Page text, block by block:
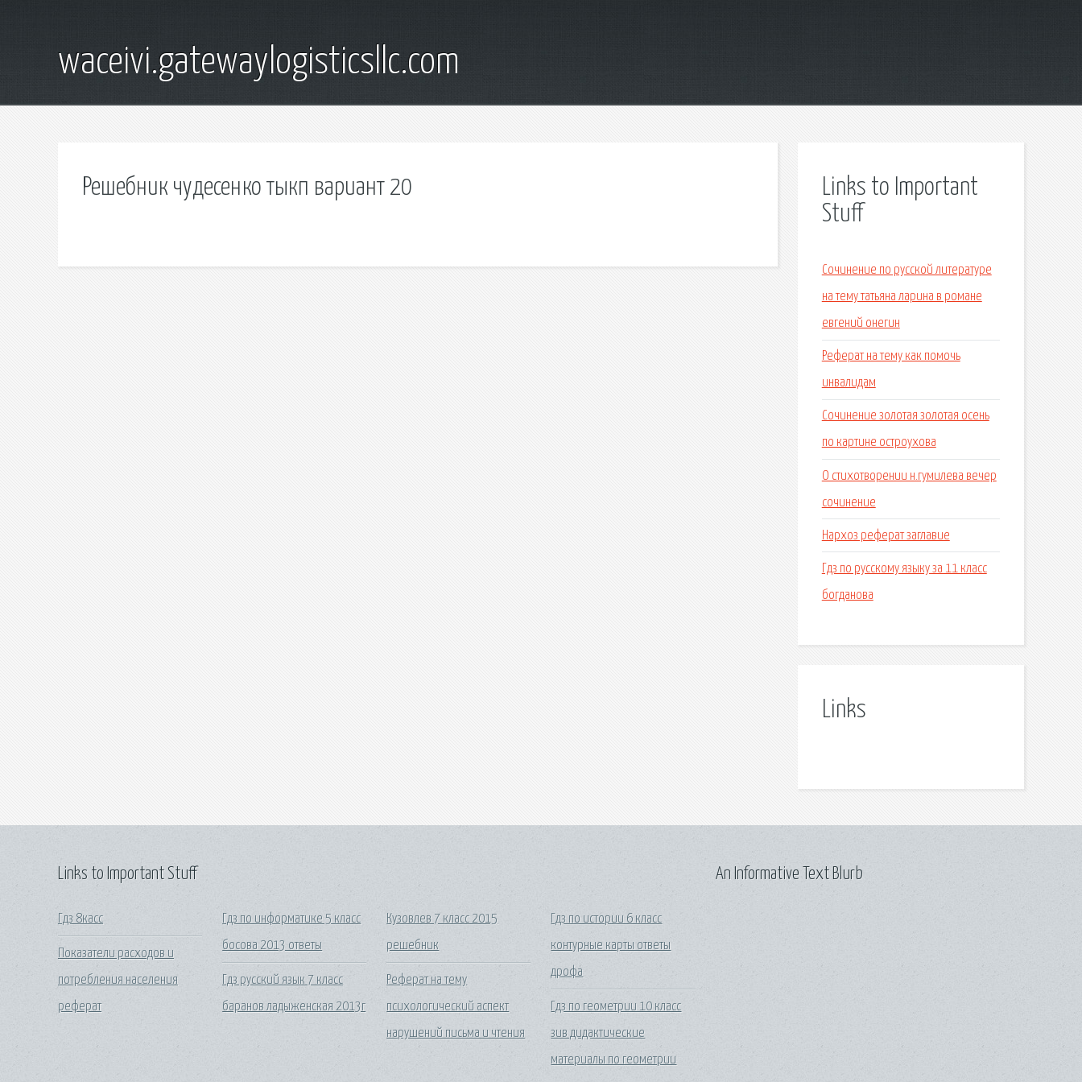
waceivi.gatewaylogisticsllc.com
Решебник чудесенко тыкп вариант 20
Links to Important
Stuff
Сочинение по русской литературе
на тему татьяна ларина в романе
евгений онегин
Реферат на тему как помочь
инвалидам
Сочинение золотая золотая осень
по картине остроухова
О стихотворении н.гумилева вечер
сочинение
Нархоз реферат заглавие
Гдз по русскому языку за 11 класс
богданова
Links
Links to Important Stuff
Гдз 8касс
Показатели расходов и
потребления населения
реферат
Гдз по информатике 5 класс
босова 2013 ответы
Гдз русский язык 7 класс
баранов ладыженская 2013г
Кузовлев 7 класс 2015
решебник
Реферат на тему
психологический аспект
нарушений письма и чтения
Гдз по истории 6 класс
контурные карты ответы
дрофа
Гдз по геометрии 10 класс
зив дидактические
материалы по геометрии
An Informative Text Blurb